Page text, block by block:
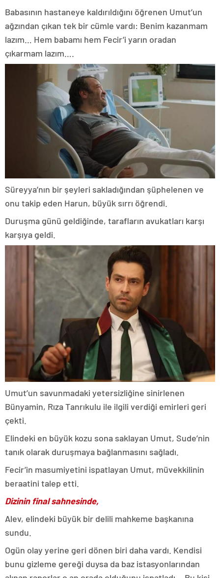
Babasının hastaneye kaldırıldığını öğrenen Umut’un
ağzından çıkan tek bir cümle vardı: Benim kazanmam
lazım… Hem babamı hem Fecir’i yarın oradan
çıkarmam lazım….
Süreyya’nın bir şeyleri sakladığından şüphelenen ve
onu takip eden Harun, büyük sırrı öğrendi.
Duruşma günü geldiğinde, tarafların avukatları karşı
karşıya geldi.
Umut’un savunmadaki yetersizliğine sinirlenen
Bünyamin, Rıza Tanrıkulu ile ilgili verdiği emirleri geri
çekti.
Elindeki en büyük kozu sona saklayan Umut, Sude’nin
tanık olarak duruşmaya bağlanmasını sağladı.
Fecir’in masumiyetini ispatlayan Umut, müvekkilinin
beraatini talep etti.
Dizinin final sahnesinde,
Alev, elindeki büyük bir delili mahkeme başkanına
sundu.
Ogün olay yerine geri dönen biri daha vardı. Kendisi
bunu gizleme gereği duysa da baz istasyonlarından